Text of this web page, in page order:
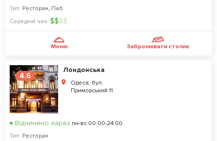
Тип: Ресторан, Паб
Середній чек: $$$$
Меню Забронювати столик
4.6
Лондонська
Одеса, бул.
Приморський 11
Відчинено зараз пн-вс 00:00-24:00
Тип: Ресторан